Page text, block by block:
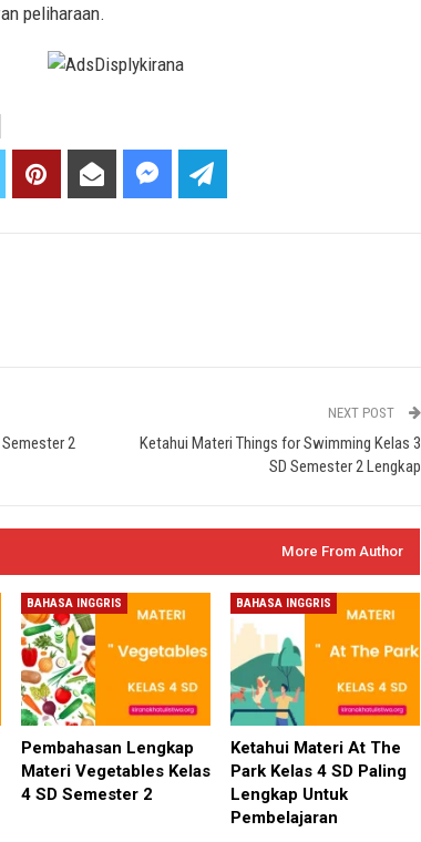
peliharaan.
2
NEXT POST
Ketahui Materi Things for Swimming Kelas 3
SD Semester 2 Lengkap
More From Author
BAHASA INGGRIS
Pembahasan Lengkap
Materi Vegetables Kelas
4 SD Semester 2
BAHASA INGGRIS
Ketahui Materi At The
Park Kelas 4 SD Paling
Lengkap Untuk
Pembelajaran